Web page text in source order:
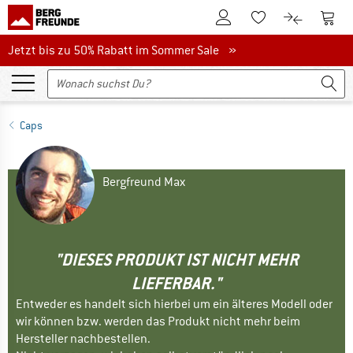
Zum KundenkontoZum Merkzettel.
Zum Zum
Jetzt bis zu 50% Rabatt im Sommer Sale
Jetzt bis zu 50% Rabatt im Sommer Sale »
Caps
Bergfreund Max
"DIESES PRODUKT IST NICHT MEHR
LIEFERBAR."
Entweder es handelt sich hierbei um ein älteres Modell oder
wir können bzw. werden das Produkt nicht mehr beim
Hersteller nachbestellen.